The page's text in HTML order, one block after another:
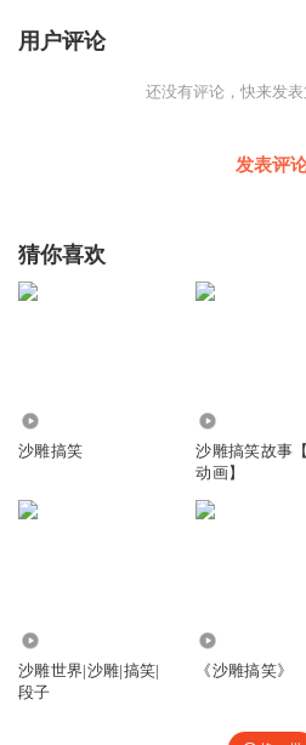
用户评论
还没有评论，快来发表
发表评
猜你喜欢
沙雕搞笑
沙雕搞笑故事
动画】
沙雕世界|沙雕|搞笑|
段子
《沙雕搞笑》